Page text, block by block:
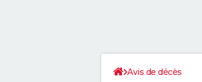
Avis de décès